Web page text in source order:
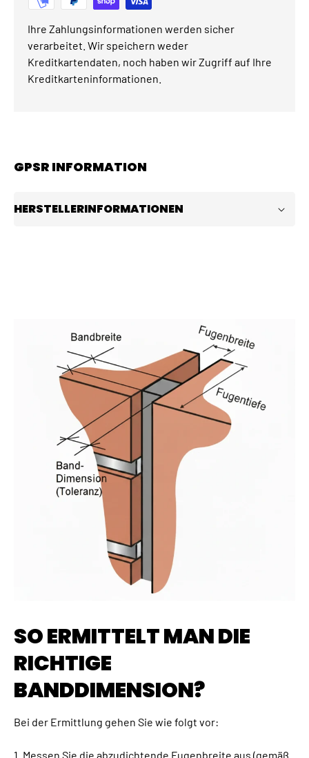
Ihre Zahlungsinformationen werden sicher
verarbeitet. Wir speichern weder
Kreditkartendaten, noch haben wir Zugriff auf Ihre
Kreditkarteninformationen.
GPSR INFORMATION
HERSTELLERINFORMATIONEN
SO ERMITTELT MAN DIE
RICHTIGE
BANDDIMENSION?
Bei der Ermittlung gehen Sie wie folgt vor:
1. Messen Sie die abzudichtende Fugenbreite aus (gemäß